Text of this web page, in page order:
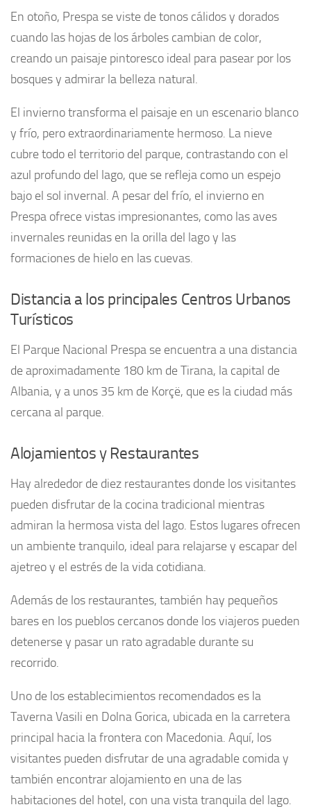
En otoño, Prespa se viste de tonos cálidos y dorados
cuando las hojas de los árboles cambian de color,
creando un paisaje pintoresco ideal para pasear por los
bosques y admirar la belleza natural.
El invierno transforma el paisaje en un escenario blanco
y frío, pero extraordinariamente hermoso. La nieve
cubre todo el territorio del parque, contrastando con el
azul profundo del lago, que se refleja como un espejo
bajo el sol invernal. A pesar del frío, el invierno en
Prespa ofrece vistas impresionantes, como las aves
invernales reunidas en la orilla del lago y las
formaciones de hielo en las cuevas.
Distancia a los principales Centros Urbanos
Turísticos
El Parque Nacional Prespa se encuentra a una distancia
de aproximadamente 180 km de Tirana, la capital de
Albania, y a unos 35 km de Korçë, que es la ciudad más
cercana al parque.
Alojamientos y Restaurantes
Hay alrededor de diez restaurantes donde los visitantes
pueden disfrutar de la cocina tradicional mientras
admiran la hermosa vista del lago. Estos lugares ofrecen
un ambiente tranquilo, ideal para relajarse y escapar del
ajetreo y el estrés de la vida cotidiana.
Además de los restaurantes, también hay pequeños
bares en los pueblos cercanos donde los viajeros pueden
detenerse y pasar un rato agradable durante su
recorrido.
Uno de los establecimientos recomendados es la
Taverna Vasili en Dolna Gorica, ubicada en la carretera
principal hacia la frontera con Macedonia. Aquí, los
visitantes pueden disfrutar de una agradable comida y
también encontrar alojamiento en una de las
habitaciones del hotel, con una vista tranquila del lago.